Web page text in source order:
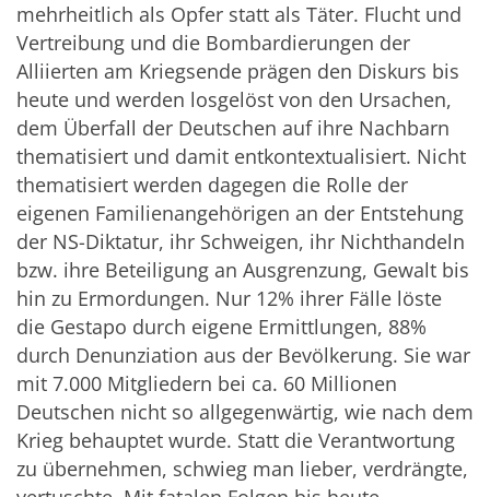
mehrheitlich als Opfer statt als Täter. Flucht und
Vertreibung und die Bombardierungen der
Alliierten am Kriegsende prägen den Diskurs bis
heute und werden losgelöst von den Ursachen,
dem Überfall der Deutschen auf ihre Nachbarn
thematisiert und damit entkontextualisiert. Nicht
thematisiert werden dagegen die Rolle der
eigenen Familienangehörigen an der Entstehung
der NS-Diktatur, ihr Schweigen, ihr Nichthandeln
bzw. ihre Beteiligung an Ausgrenzung, Gewalt bis
hin zu Ermordungen. Nur 12% ihrer Fälle löste
die Gestapo durch eigene Ermittlungen, 88%
durch Denunziation aus der Bevölkerung. Sie war
mit 7.000 Mitgliedern bei ca. 60 Millionen
Deutschen nicht so allgegenwärtig, wie nach dem
Krieg behauptet wurde. Statt die Verantwortung
zu übernehmen, schwieg man lieber, verdrängte,